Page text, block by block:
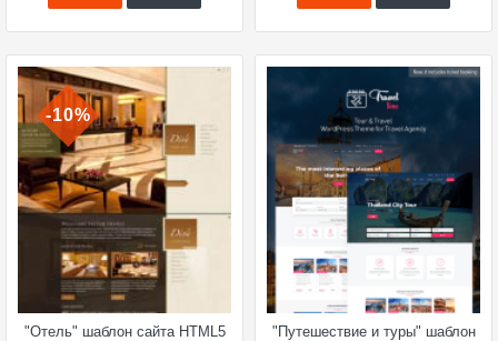
-10%
"Отель" шаблон сайта HTML5
"Путешествие и туры" шаблон